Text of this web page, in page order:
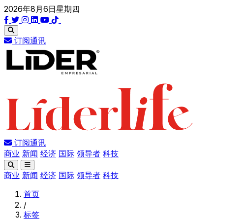
2026年8月6日星期四
订阅通讯
订阅通讯
商业 新闻 经济 国际 领导者 科技
商业 新闻 经济 国际 领导者 科技
首页
/
标签